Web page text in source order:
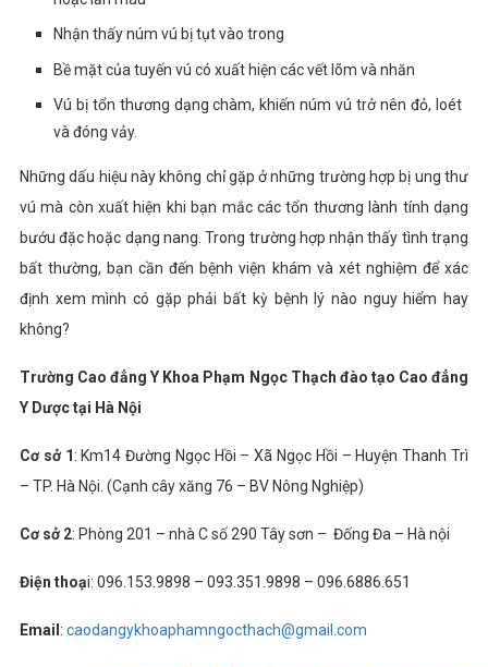
Nhận thấy núm vú bị tụt vào trong
Bề mặt của tuyến vú có xuất hiện các vết lõm và nhăn
Vú bị tổn thương dạng chàm, khiến núm vú trở nên đỏ, loét
và đóng vảy.
Những dấu hiệu này không chỉ gặp ở những trường hợp bị ung thư
vú mà còn xuất hiện khi bạn mắc các tổn thương lành tính dạng
bướu đặc hoặc dạng nang. Trong trường hợp nhận thấy tình trạng
bất thường, bạn cần đến bệnh viện khám và xét nghiệm để xác
định xem mình có gặp phải bất kỳ bệnh lý nào nguy hiểm hay
không?
Trường Cao đẳng Y Khoa Phạm Ngọc Thạch đào tạo Cao đẳng
Y Dược tại Hà Nội
Cơ sở 1 : Km14 Đường Ngọc Hồi – Xã Ngọc Hồi – Huyện Thanh Trì
– TP. Hà Nội. (Cạnh cây xăng 76 – BV Nông Nghiệp)
Cơ sở 2: Phòng 201 – nhà C số 290 Tây sơn – Đống Đa – Hà nội
Điện thoại: 096.153.9898 – 093.351.9898 – 096.6886.651
Email : caodangykhoaphamngocthach@gmail.com